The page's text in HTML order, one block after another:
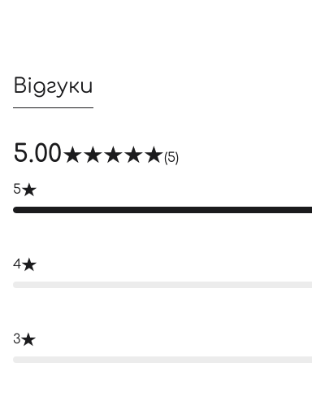
Відгуки
5.00 (5)
5
4
3